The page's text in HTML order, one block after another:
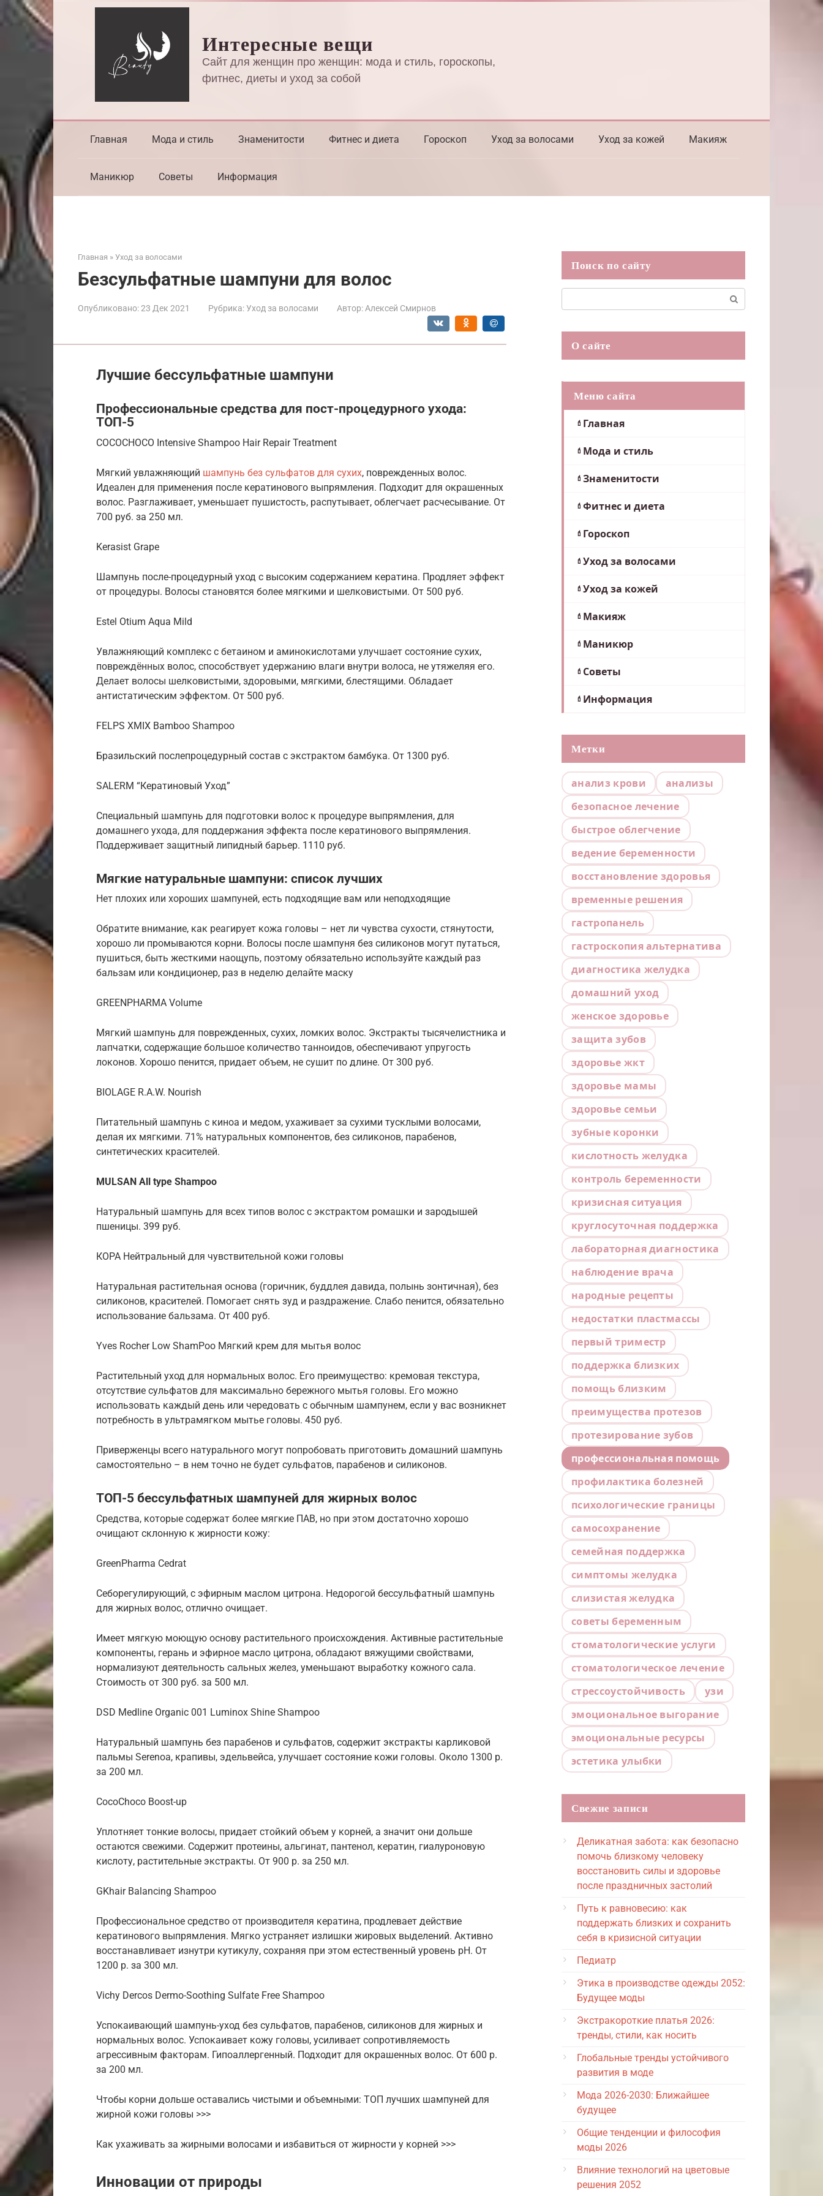
Перейти
к
контенту
Интересные вещи
Сайт для женщин про женщин: мода и стиль, гороскопы,
фитнес, диеты и уход за собой
Главная Мода и стиль Знаменитости Фитнес и диета Гороскоп Уход за волосами Уход за кожей Макияж
Маникюр Советы Информация
Главная » Уход за волосами
Безсульфатные шампуни для волос
Опубликовано:23 Дек 2021 Рубрика:Уход за волосами Автор: Алексей Смирнов
Лучшие бессульфатные шампуни
Профессиональные средства для пост-процедурного ухода:
ТОП-5
COCOCHOCO Intensive Shampoo Hair Repair Treatment
Мягкий увлажняющий шампунь без сульфатов для сухих, поврежденных волос.
Идеален для применения после кератинового выпрямления. Подходит для окрашенных
волос. Разглаживает, уменьшает пушистость, распутывает, облегчает расчесывание. От
700 руб. за 250 мл.
Kerasist Grape
Шампунь после-процедурный уход с высоким содержанием кератина. Продляет эффект
от процедуры. Волосы становятся более мягкими и шелковистыми. От 500 руб.
Estel Otium Aqua Mild
Увлажняющий комплекс с бетаином и аминокислотами улучшает состояние сухих,
повреждённых волос, способствует удержанию влаги внутри волоса, не утяжеляя его.
Делает волосы шелковистыми, здоровыми, мягкими, блестящими. Обладает
антистатическим эффектом. От 500 руб.
FELPS XMIX Bamboo Shampoo
Бразильский послепроцедурный состав с экстрактом бамбука. От 1300 руб.
SALERM “Кератиновый Уход”
Специальный шампунь для подготовки волос к процедуре выпрямления, для
домашнего ухода, для поддержания эффекта после кератинового выпрямления.
Поддерживает защитный липидный барьер. 1110 руб.
Мягкие натуральные шампуни: список лучших
Нет плохих или хороших шампуней, есть подходящие вам или неподходящие
Обратите внимание, как реагирует кожа головы – нет ли чувства сухости, стянутости,
хорошо ли промываются корни. Волосы после шампуня без силиконов могут путаться,
пушиться, быть жесткими наощупь, поэтому обязательно используйте каждый раз
бальзам или кондиционер, раз в неделю делайте маску
GREENPHARMA Volume
Мягкий шампунь для поврежденных, сухих, ломких волос. Экстракты тысячелистника и
лапчатки, содержащие большое количество танноидов, обеспечивают упругость
локонов. Хорошо пенится, придает объем, не сушит по длине. От 300 руб.
BIOLAGE R.A.W. Nourish
Питательный шампунь с киноа и медом, ухаживает за сухими тусклыми волосами,
делая их мягкими. 71% натуральных компонентов, без силиконов, парабенов,
синтетических красителей.
MULSAN All type Shampoo
Натуральный шампунь для всех типов волос с экстрактом ромашки и зародышей
пшеницы. 399 руб.
КОРА Нейтральный для чувствительной кожи головы
Натуральная растительная основа (горичник, буддлея давида, полынь зонтичная), без
силиконов, красителей. Помогает снять зуд и раздражение. Слабо пенится, обязательно
использование бальзама. От 400 руб.
Yves Rocher Low ShamPoo Мягкий крем для мытья волос
Растительный уход для нормальных волос. Его преимущество: кремовая текстура,
отсутствие сульфатов для максимально бережного мытья головы. Его можно
использовать каждый день или чередовать с обычным шампунем, если у вас возникнет
потребность в ультрамягком мытье головы. 450 руб.
Приверженцы всего натурального могут попробовать приготовить домашний шампунь
самостоятельно – в нем точно не будет сульфатов, парабенов и силиконов.
ТОП-5 бессульфатных шампуней для жирных волос
Средства, которые содержат более мягкие ПАВ, но при этом достаточно хорошо
очищают склонную к жирности кожу:
GreenPharma Cedrat
Себорегулирующий, с эфирным маслом цитрона. Недорогой бессульфатный шампунь
для жирных волос, отлично очищает.
Имеет мягкую моющую основу растительного происхождения. Активные растительные
компоненты, герань и эфирное масло цитрона, обладают вяжущими свойствами,
нормализуют деятельность сальных желез, уменьшают выработку кожного сала.
Стоимость от 300 руб. за 500 мл.
DSD Medline Organic 001 Luminox Shine Shampoo
Натуральный шампунь без парабенов и сульфатов, содержит экстракты карликовой
пальмы Serenoa, крапивы, эдельвейса, улучшает состояние кожи головы. Около 1300 р.
за 200 мл.
CocoChoco Boost-up
Уплотняет тонкие волосы, придает стойкий объем у корней, а значит они дольше
остаются свежими. Содержит протеины, альгинат, пантенол, кератин, гиалуроновую
кислоту, растительные экстракты. От 900 р. за 250 мл.
GKhair Balancing Shampoo
Профессиональное средство от производителя кератина, продлевает действие
кератинового выпрямления. Мягко устраняет излишки жировых выделений. Активно
восстанавливает изнутри кутикулу, сохраняя при этом естественный уровень pH. От
1200 р. за 300 мл.
Vichy Dercos Dermo-Soothing Sulfate Free Shampoo
Успокаивающий шампунь-уход без сульфатов, парабенов, силиконов для жирных и
нормальных волос. Успокаивает кожу головы, усиливает сопротивляемость
агрессивным факторам. Гипоаллергенный. Подходит для окрашенных волос. От 600 р.
за 200 мл.
Чтобы корни дольше оставались чистыми и объемными: ТОП лучших шампуней для
жирной кожи головы >>>
Как ухаживать за жирными волосами и избавиться от жирности у корней >>>
Инновации от природы
Поиск по сайту
О сайте
Меню сайта
Главная
Мода и стиль
Знаменитости
Фитнес и диета
Гороскоп
Уход за волосами
Уход за кожей
Макияж
Маникюр
Советы
Информация
Метки
анализ крови
анализы
безопасное лечение
быстрое облегчение
ведение беременности
восстановление здоровья
временные решения
гастропанель
гастроскопия альтернатива
диагностика желудка
домашний уход
женское здоровье
защита зубов
здоровье жкт
здоровье мамы
здоровье семьи
зубные коронки
кислотность желудка
контроль беременности
кризисная ситуация
круглосуточная поддержка
лабораторная диагностика
наблюдение врача
народные рецепты
недостатки пластмассы
первый триместр
поддержка близких
помощь близким
преимущества протезов
протезирование зубов
профессиональная помощь
профилактика болезней
психологические границы
самосохранение
семейная поддержка
симптомы желудка
слизистая желудка
советы беременным
стоматологические услуги
стоматологическое лечение
стрессоустойчивость
узи
эмоциональное выгорание
эмоциональные ресурсы
эстетика улыбки
Свежие записи
Деликатная забота: как безопасно
помочь близкому человеку
восстановить силы и здоровье
после праздничных застолий
Путь к равновесию: как
поддержать близких и сохранить
себя в кризисной ситуации
Педиатр
Этика в производстве одежды 2052:
Будущее моды
Экстракороткие платья 2026:
тренды, стили, как носить
Глобальные тренды устойчивого
развития в моде
Мода 2026-2030: Ближайшее
будущее
Общие тенденции и философия
моды 2026
Влияние технологий на цветовые
решения 2052